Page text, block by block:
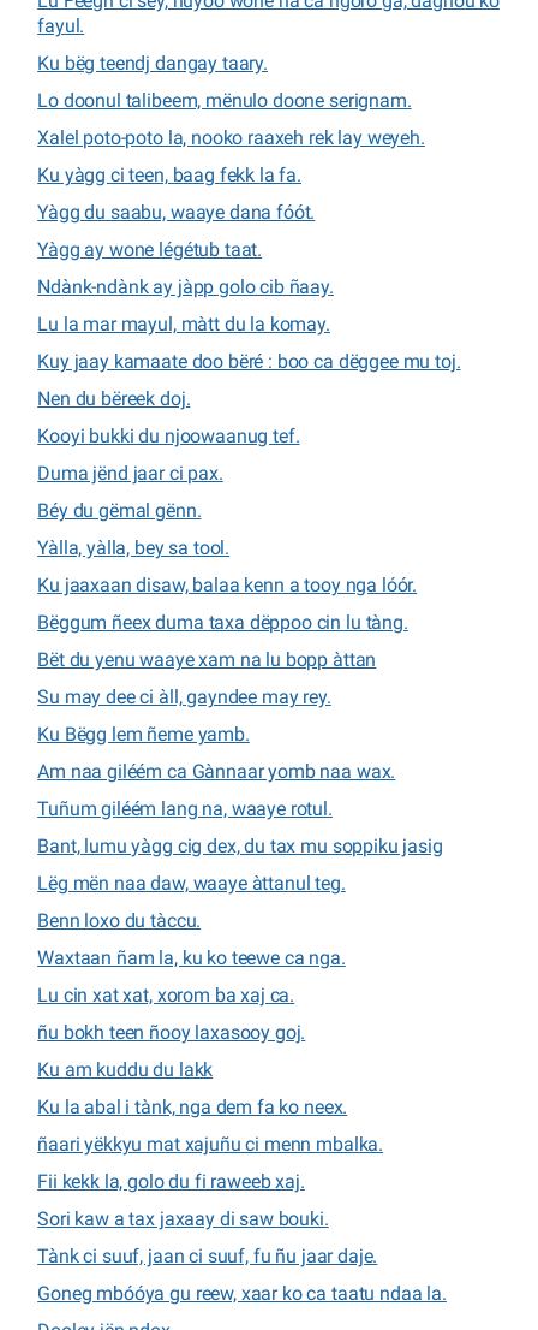
fayul.
Ku bëg teendj dangay taary.
Lo doonul talibeem, mënulo doone serignam.
Xalel poto-poto la, nooko raaxeh rek lay weyeh.
Ku yàgg ci teen, baag fekk la fa.
Yàgg du saabu, waaye dana fóót.
Yàgg ay wone légétub taat.
Ndànk-ndànk ay jàpp golo cib ñaay.
Lu la mar mayul, màtt du la komay.
Kuy jaay kamaate doo bëré : boo ca dëggee mu toj.
Nen du bëreek doj.
Kooyi bukki du njoowaanug tef.
Duma jënd jaar ci pax.
Béy du gëmal gënn.
Yàlla, yàlla, bey sa tool.
Ku jaaxaan disaw, balaa kenn a tooy nga lóór.
Bëggum ñeex duma taxa dëppoo cin lu tàng.
Bët du yenu waaye xam na lu bopp àttan
Su may dee ci àll, gayndee may rey.
Ku Bëgg lem ñeme yamb.
Am naa giléém ca Gànnaar yomb naa wax.
Tuñum giléém lang na, waaye rotul.
Bant, lumu yàgg cig dex, du tax mu soppiku jasig
Lëg mën naa daw, waaye àttanul teg.
Benn loxo du tàccu.
Waxtaan ñam la, ku ko teewe ca nga.
Lu cin xat xat, xorom ba xaj ca.
ñu bokh teen ñooy laxasooy goj.
Ku am kuddu du lakk
Ku la abal i tànk, nga dem fa ko neex.
ñaari yëkkyu mat xajuñu ci menn mbalka.
Fii kekk la, golo du fi raweeb xaj.
Sori kaw a tax jaxaay di saw bouki.
Tànk ci suuf, jaan ci suuf, fu ñu jaar daje.
Goneg mbóóya gu reew, xaar ko ca taatu ndaa la.